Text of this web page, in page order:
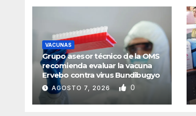
VACUNAS
Grupo asesor técnico de la OMS
recomienda evaluar la vacuna
Ervebo contra virus Bundibugyo
AGOSTO 7, 2026 0